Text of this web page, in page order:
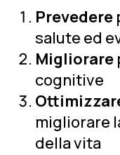
Prevedere
salute ed
Migliorare
cognitive
migliorare
della vita